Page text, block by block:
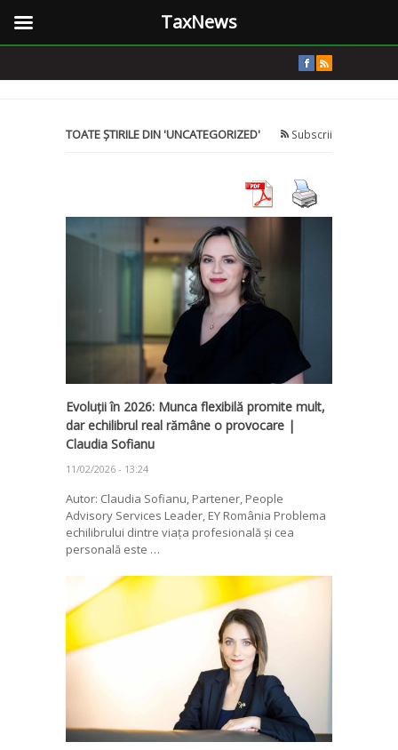
TOATE ȘTIRILE DIN 'UNCATEGORIZED' Subscrii
Evoluții în 2026: Munca flexibilă promite mult,
dar echilibrul real rămâne o provocare |
Claudia Sofianu
11/02/2026 - 13:24
Autor: Claudia Sofianu, Partener, People
Advisory Services Leader, EY România Problema
echilibrului dintre viața profesională și cea
personală este …
TaxNews